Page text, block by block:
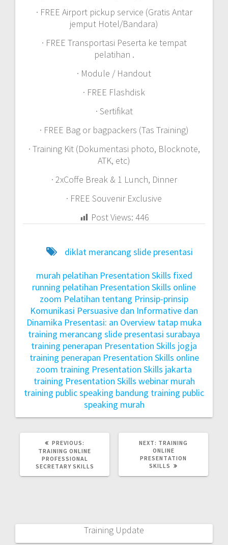
· FREE Airport pickup service (Gratis Antar
jemput Hotel/Bandara)
· FREE Transportasi Peserta ke tempat
pelatihan .
· Module / Handout
· FREE Flashdisk
· Sertifikat
· FREE Bag or bagpackers (Tas Training)
· Training Kit (Dokumentasi photo, Blocknote,
ATK, etc)
· 2xCoffe Break & 1 Lunch, Dinner
· FREE Souvenir Exclusive
Post Views: 446
diklat merancang slide presentasi
murah pelatihan Presentation Skills fixed
running pelatihan Presentation Skills online
zoom Pelatihan tentang Prinsip-prinsip
Komunikasi Persuasive dan Informative dan
Dinamika Presentasi: an Overview tatap muka
training merancang slide presentasi surabaya
training penerapan Presentation Skills jogja
training penerapan Presentation Skills online
zoom training Presentation Skills jakarta
training Presentation Skills webinar murah
training public speaking bandung training public
speaking murah
PREVIOUS:
TRAINING ONLINE
PROFESSIONAL
SECRETARY SKILLS
NEXT: TRAINING
ONLINE
PRESENTATION
SKILLS
Training Update